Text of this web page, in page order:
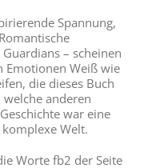
Spannung,
– scheinen
Emotionen Weiß wie
die dieses Buch
anderen
war eine
Welt.
Worte fb2 der Seite